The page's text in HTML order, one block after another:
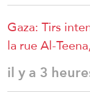
Gaza: Tirs
la rue Al-
il y a 3